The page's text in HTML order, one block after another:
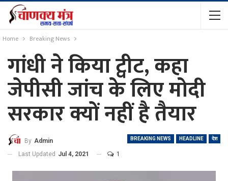
Home Breaking News
गांधी ने किया ट्वीट, कहा
जेपीसी जांच के लिए मोदी
सरकार क्यों नहीं है तैयार
BREAKING NEWS HEADLINE देश
By Admin
Last Updated Jul 4, 2021 1